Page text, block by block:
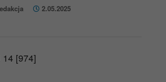
2.05.2025
[974]